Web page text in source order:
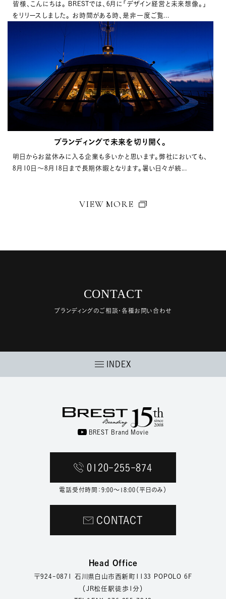
皆様、こんにちは。 BRESTでは、6月に「デザイン経営と未来想像。」
をリリースしました。 お時間がある時、是非一度ご覧...
ブランディングで未来を切り開く。
明日からお盆休みに入る企業も多いかと思います。弊社においても、
8月10日〜8月18日まで長期休暇となります。暑い日々が続...
VIEW MORE
CONTACT
ブランディングのご相談・各種お問い合わせ
INDEX
BREST Brand Movie
Head Office
〒924-0871 石川県白山市西新町1133 POPOLO 6F
（JR松任駅徒歩1分）
0120-255-874
電話受付時間：9:00〜18:00（平日のみ）
CONTACT